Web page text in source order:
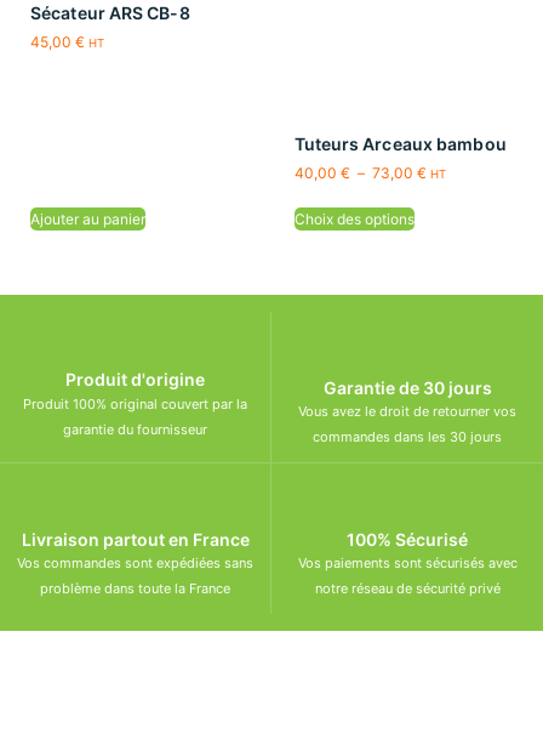
Sécateur ARS CB-8
45,00 € HT
Ajouter au panier
Tuteurs Arceaux bambou
40,00 € – 73,00 € HT
Choix des options
Produit d'origine
Produit 100% original couvert par la
garantie du fournisseur
Garantie de 30 jours
Vous avez le droit de retourner vos
commandes dans les 30 jours
Livraison partout en France
Vos commandes sont expédiées sans
problème dans toute la France
100% Sécurisé
Vos paiements sont sécurisés avec
notre réseau de sécurité privé